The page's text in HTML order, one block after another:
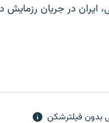
ایران در جریان
بدون فیلترشکن